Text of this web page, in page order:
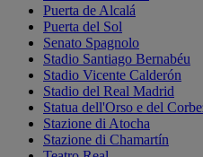
Puerta de Alcalá
Puerta del Sol
Senato Spagnolo
Stadio Santiago Bernabéu
Stadio Vicente Calderón
Stadio del Real Madrid
Statua dell'Orso e del
Stazione di Atocha
Stazione di Chamartín